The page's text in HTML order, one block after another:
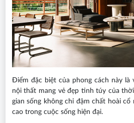
Điểm đặc biệt của phong cách này là
nội thất mang vẻ đẹp tinh túy của
gian sống không chỉ đậm chất hoài
cao trong cuộc sống hiện đại.